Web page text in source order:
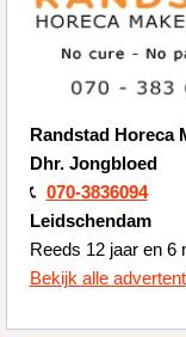
Randstad Horeca
Dhr. Jongbloed
070-3836094
Leidschendam
Reeds 12 jaar en 6
Bekijk alle